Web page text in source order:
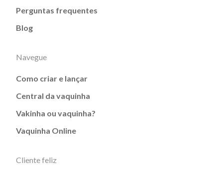
Perguntas frequentes
Blog
Navegue
Como criar e lançar
Central da vaquinha
Vakinha ou vaquinha?
Vaquinha Online
Cliente feliz